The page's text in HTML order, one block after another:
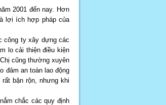
2001 đến nay. Hơn
lợi ích hợp pháp của
công ty xây dựng các
lo cải thiện điều kiện
cũng thường xuyên
đảm an toàn lao động
bận rộn, nhưng khi
chắc các quy định